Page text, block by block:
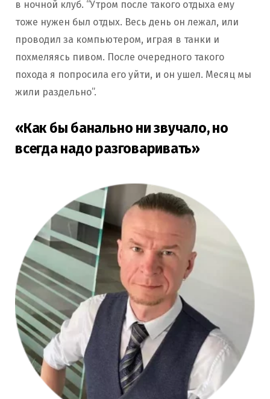
в ночной клуб. “Утром после такого отдыха ему
тоже нужен был отдых. Весь день он лежал, или
проводил за компьютером, играя в танки и
похмеляясь пивом. После очередного такого
похода я попросила его уйти, и он ушел. Месяц мы
жили раздельно”.
«Как бы банально ни звучало, но
всегда надо разговаривать»